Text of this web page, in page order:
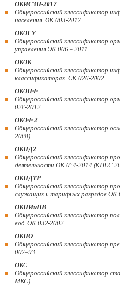
ОКИСЗН-2017
Общероссийский классификатор
населения. ОК 003-2017
ОКОГУ
Общероссийский классификатор
управления ОК 006 – 2011
ОКОК
Общероссийский классификатор
классификаторах. ОК 026-2002
ОКОПФ
Общероссийский классификатор
028-2012
ОКОФ 2
Общероссийский классификатор
2008)
ОКПД2
Общероссийский классификатор
деятельности ОК 034-2014 (КПЕС
ОКПДТР
Общероссийский классификатор
служащих и тарифных разрядов ОК
ОКПИиПВ
Общероссийский классификатор
вод. ОК 032-2002
ОКПО
Общероссийский классификатор
007–93
ОКС
Общероссийский классификатор
МКС)